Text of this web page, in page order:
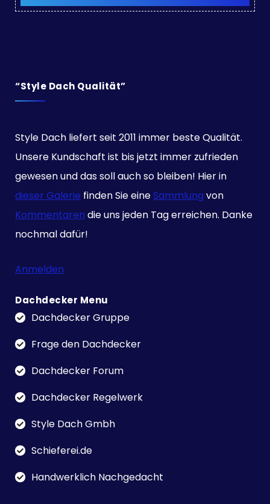
“Style Dach Qualität”
Style Dach liefert seit 2011 immer beste Qualität.
Unsere Kundschaft ist bis jetzt immer zufrieden
gewesen und das soll auch so bleiben! Hier in
dieser Galerie finden Sie eineSammlung von
Kommentaren die uns jeden Tag erreichen. Danke
nochmal dafür!
Anmelden
Dachdecker Menu
Dachdecker Gruppe
Frage den Dachdecker
Dachdecker Forum
Dachdecker Regelwerk
Style Dach Gmbh
Schieferei.de
Handwerklich Nachgedacht